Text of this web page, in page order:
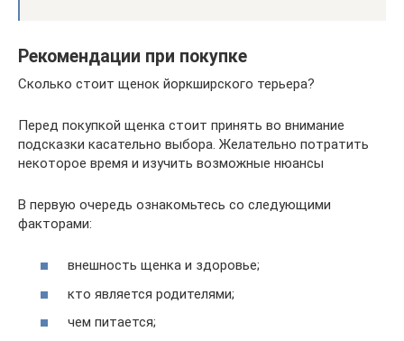
Рекомендации при покупке
Сколько стоит щенок йоркширского терьера?
Перед покупкой щенка стоит принять во внимание
подсказки касательно выбора. Желательно потратить
некоторое время и изучить возможные нюансы
В первую очередь ознакомьтесь со следующими
факторами:
внешность щенка и здоровье;
кто является родителями;
чем питается;